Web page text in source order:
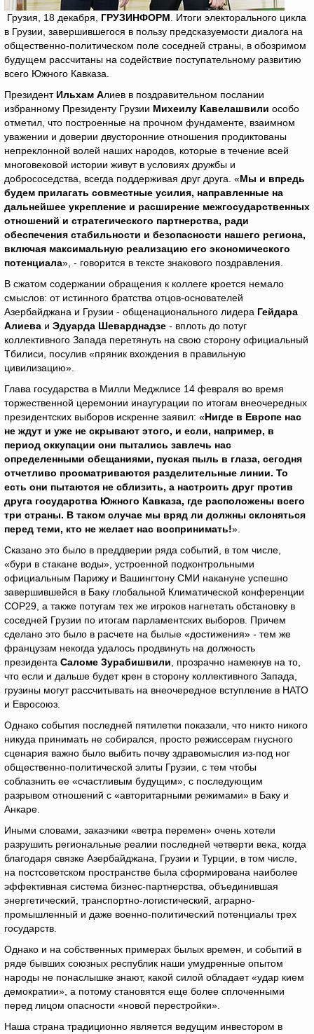
Грузия, 18 декабря, ГРУЗИНФОРМ . Итоги электорального цикла
в Грузии, завершившегося в пользу предсказуемости диалога на
общественно-политическом поле соседней страны, в обозримом
будущем рассчитаны на содействие поступательному развитию
всего Южного Кавказа.
Президент Ильхам Алиев в поздравительном послании
избранному Президенту Грузии Михеилу Кавелашвили особо
отметил, что построенные на прочном фундаменте, взаимном
уважении и доверии двусторонние отношения продиктованы
непреклонной волей наших народов, которые в течение всей
многовековой истории живут в условиях дружбы и
добрососедства, всегда поддерживая друг друга. «Мы и впредь
будем прилагать совместные усилия, направленные на
дальнейшее укрепление и расширение межгосударственных
отношений и стратегического партнерства, ради
обеспечения стабильности и безопасности нашего региона,
включая максимальную реализацию его экономического
потенциала», - говорится в тексте знакового поздравления.
В сжатом содержании обращения к коллеге кроется немало
смыслов: от истинного братства отцов-основателей
Азербайджана и Грузии - общенационального лидера Гейдара
Алиева и Эдуарда Шеварднадзе - вплоть до потуг
коллективного Запада перетянуть на свою сторону официальный
Тбилиси, посулив «пряник вхождения в правильную
цивилизацию».
Глава государства в Милли Меджлисе 14 февраля во время
торжественной церемонии инаугурации по итогам внеочередных
президентских выборов искренне заявил: «Нигде в Европе нас
не ждут и уже не скрывают этого, и если, например, в
период оккупации они пытались завлечь нас
определенными обещаниями, пуская пыль в глаза, сегодня
отчетливо просматриваются разделительные линии. То
есть они пытаются не сблизить, а настроить друг против
друга государства Южного Кавказа, где расположены всего
три страны. В таком случае мы вряд ли должны склоняться
перед теми, кто не желает нас воспринимать!».
Сказано это было в преддверии ряда событий, в том числе,
«бури в стакане воды», устроенной подконтрольными
официальным Парижу и Вашингтону СМИ накануне успешно
завершившейся в Баку глобальной Климатической конференции
СОР29, а также потугам тех же игроков нагнетать обстановку в
соседней Грузии по итогам парламентских выборов. Причем
сделано это было в расчете на былые «достижения» - тем же
французам некогда удалось продвинуть на должность
президента Саломе Зурабишвили , прозрачно намекнув на то,
что если и дальше будет крен в сторону коллективного Запада,
грузины могут рассчитывать на внеочередное вступление в НАТО
и Евросоюз.
Однако события последней пятилетки показали, что никто никого
никуда принимать не собирался, просто режиссерам гнусного
сценария важно было выбить почву здравомыслия из-под ног
общественно-политической элиты Грузии, с тем чтобы
соблазнить ее «счастливым будущим», с последующим
разрывом отношений с «авторитарными режимами» в Баку и
Анкаре.
Иными словами, заказчики «ветра перемен» очень хотели
разрушить региональные реалии последней четверти века, когда
благодаря связке Азербайджана, Грузии и Турции, в том числе,
на постсоветском пространстве была сформирована наиболее
эффективная система бизнес-партнерства, объединившая
энергетический, транспортно-логистический, аграрно-
промышленный и даже военно-политический потенциалы трех
государств.
Однако и на собственных примерах былых времен, и событий в
ряде бывших союзных республик наши умудренные опытом
народы не понаслышке знают, какой силой обладает «удар кием
демократии», а потому становятся еще более сплоченными
перед лицом опасности «новой перестройки».
Наша страна традиционно является ведущим инвестором в